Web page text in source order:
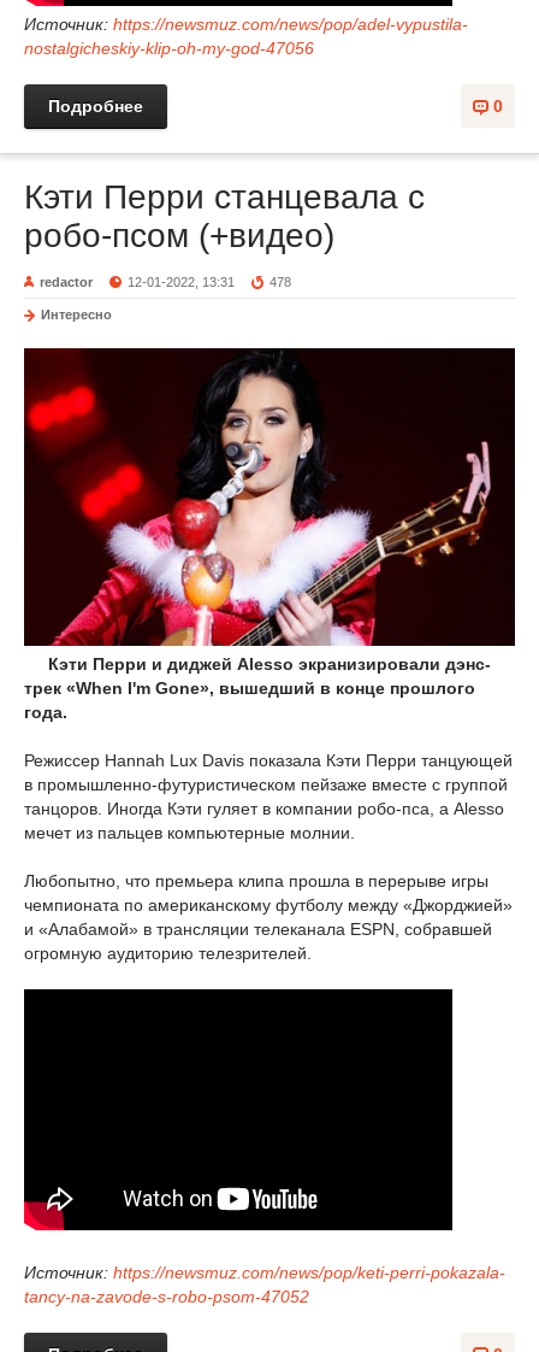
Источник: https://newsmuz.com/news/pop/adel-vypustila-
nostalgicheskiy-klip-oh-my-god-47056
0
Подробнее
Кэти Перри станцевала с
робо-псом (+видео)
redactor 12-01-2022, 13:31 478
Интересно
Кэти Перри и диджей Alesso экранизировали дэнс-
трек «When I'm Gone», вышедший в конце прошлого
года.
Режиссер Hannah Lux Davis показала Кэти Перри танцующей
в промышленно-футуристическом пейзаже вместе с группой
танцоров. Иногда Кэти гуляет в компании робо-пса, а Alesso
мечет из пальцев компьютерные молнии.
Любопытно, что премьера клипа прошла в перерыве игры
чемпионата по американскому футболу между «Джорджией»
и «Алабамой» в трансляции телеканала ESPN, собравшей
огромную аудиторию телезрителей.
Источник: https://newsmuz.com/news/pop/keti-perri-pokazala-
tancy-na-zavode-s-robo-psom-47052